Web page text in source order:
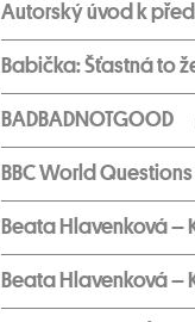
Autorský úvod k
Babička: Šťastná to
BADBADNOTGOOD
BBC World Questions
Beata Hlavenková –
Beata Hlavenková –